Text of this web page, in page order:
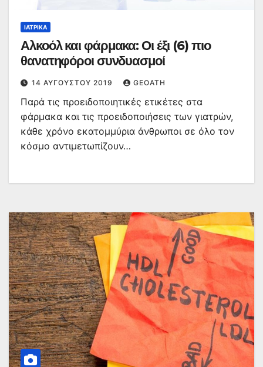
ΙΑΤΡΙΚΆ
Αλκοόλ και φάρμακα: Οι έξι (6) πιο
θανατηφόροι συνδυασμοί
14 ΑΥΓΟΎΣΤΟΥ 2019 GEOATH
Παρά τις προειδοποιητικές ετικέτες στα
φάρμακα και τις προειδοποιήσεις των γιατρών,
κάθε χρόνο εκατομμύρια άνθρωποι σε όλο τον
κόσμο αντιμετωπίζουν…